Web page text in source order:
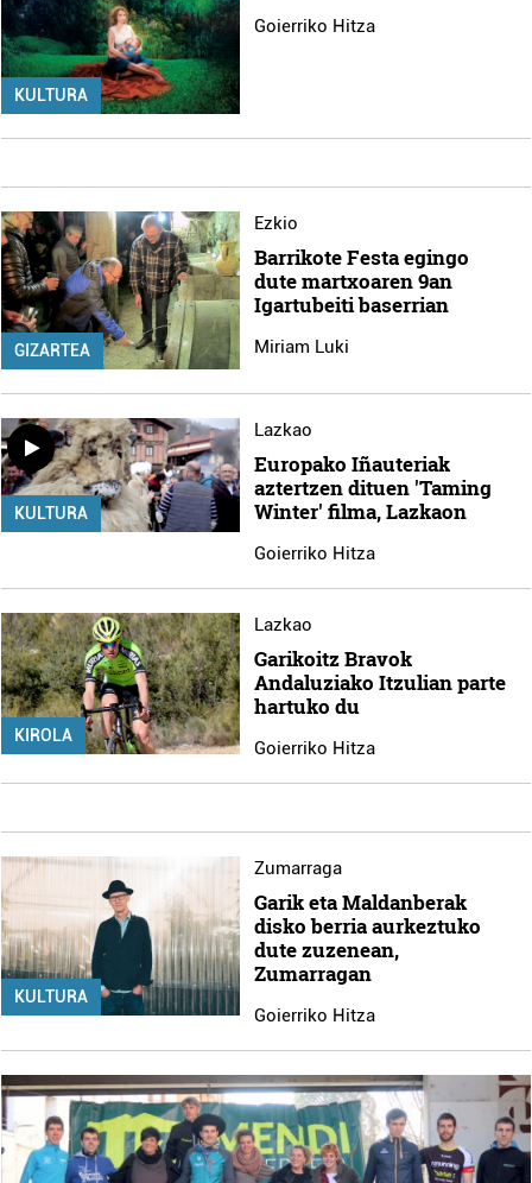
KULTURA
Goierriko Hitza
GIZARTEA
Ezkio
Barrikote Festa egingo
dute martxoaren 9an
Igartubeiti baserrian
Miriam Luki
KULTURA
Lazkao
Europako Iñauteriak
aztertzen dituen 'Taming
Winter' filma, Lazkaon
Goierriko Hitza
KIROLA
Lazkao
Garikoitz Bravok
Andaluziako Itzulian parte
hartuko du
Goierriko Hitza
KULTURA
Zumarraga
Garik eta Maldanberak
disko berria aurkeztuko
dute zuzenean,
Zumarragan
Goierriko Hitza